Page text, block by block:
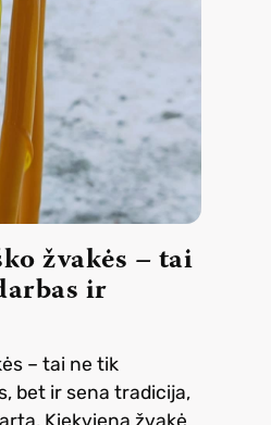
žvakės – tai
ir
– tai ne tik
bet ir sena tradicija,
Kiekviena žvakė